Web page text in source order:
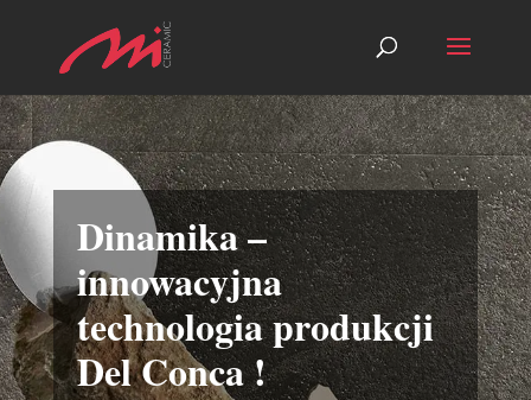
Dinamika –
innowacyjna
technologia produkcji
Del Conca !